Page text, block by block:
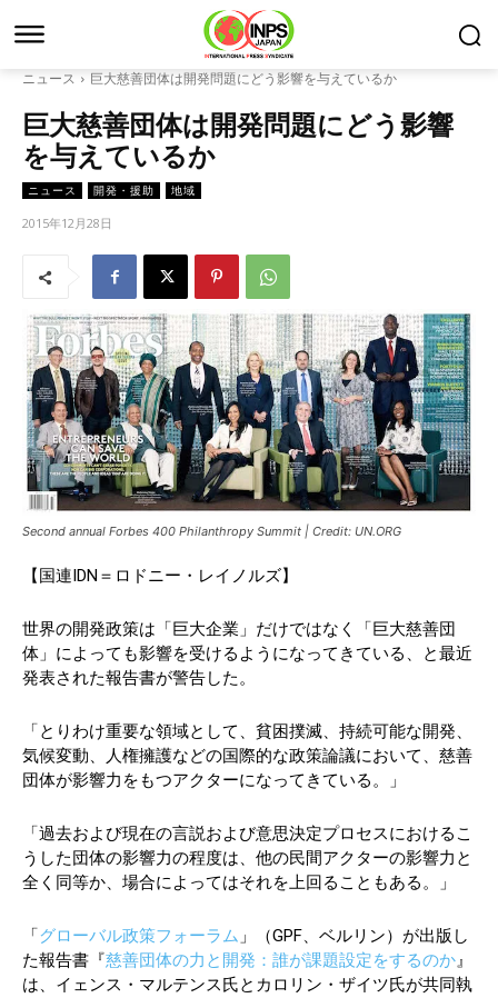
ニュース 巨大慈善団体は開発問題にどう影響を与えているか
巨大慈善団体は開発問題にどう影響
を与えているか
ニュース 開発・援助 地域
2015年12月28日
Second annual Forbes 400 Philanthropy Summit | Credit: UN.ORG
【国連IDN＝ロドニー・レイノルズ】
世界の開発政策は「巨大企業」だけではなく「巨大慈善団
体」によっても影響を受けるようになってきている、と最近
発表された報告書が警告した。
「とりわけ重要な領域として、貧困撲滅、持続可能な開発、
気候変動、人権擁護などの国際的な政策論議において、慈善
団体が影響力をもつアクターになってきている。」
「過去および現在の言説および意思決定プロセスにおけるこ
うした団体の影響力の程度は、他の民間アクターの影響力と
全く同等か、場合によってはそれを上回ることもある。」
「 グローバル政策フォーラム 」（GPF、ベルリン）が出版し
た報告書『慈善団体の力と開発：誰が課題設定をするのか』
は、イェンス・マルテンス氏とカロリン・ザイツ氏が共同執